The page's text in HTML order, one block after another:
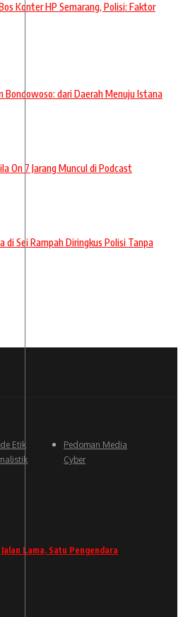
Konter HP Semarang, Polisi: Faktor
Bondowoso: dari Daerah Menuju Istana
On 7 Jarang Muncul di Podcast
di Sei Rampah Diringkus Polisi Tanpa
Etik
Pedoman Media
Cyber
Lama, Satu Pengendara